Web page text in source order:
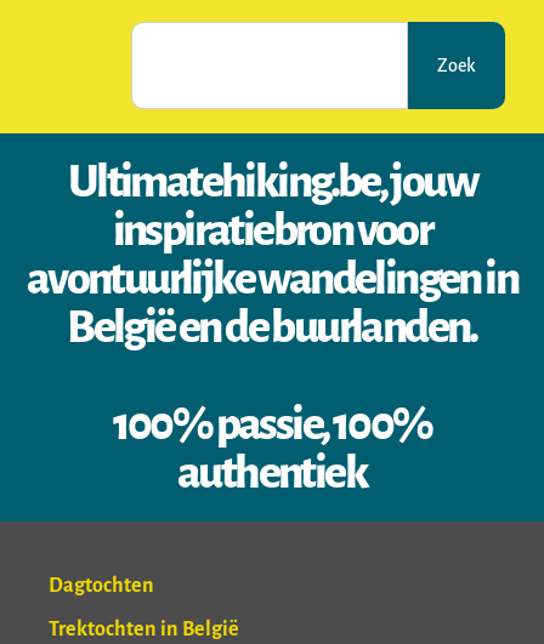
Zoek
Ultimatehiking.be, jouw
inspiratiebron voor
avontuurlijke wandelingen in
België en de buurlanden.
100% passie, 100%
authentiek
Dagtochten
Trektochten in België